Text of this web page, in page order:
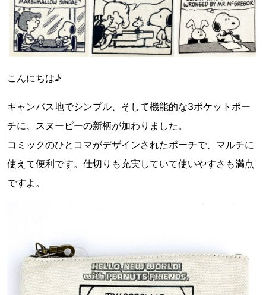
こんにちは♪
キャンバス地でシンプル、そして機能的な3ポケットポー
チに、スヌーピーの新柄が加わりました。
コミックのひとコマがデザインされたポーチで、マルチに
使えて便利です。仕切りも充実していて使いやすさも満点
ですよ。